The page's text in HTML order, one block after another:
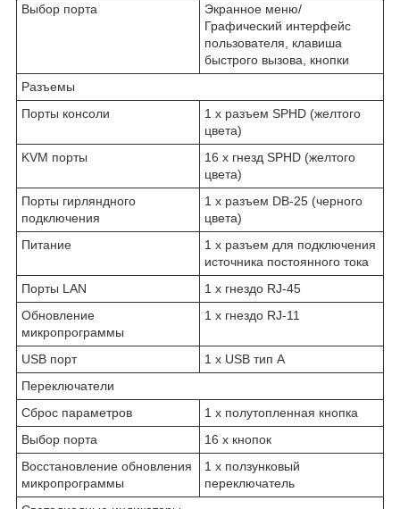
Выбор порта
Экранное меню/
Графический интерфейс
пользователя, клавиша
быстрого вызова, кнопки
Разъемы
Порты консоли
1 x разъем SPHD (желтого
цвета)
KVM порты
16 x гнезд SPHD (желтого
цвета)
Порты гирляндного
подключения
1 x разъем DB-25 (черного
цвета)
Питание
1 x разъем для подключения
источника постоянного тока
Порты LAN
1 x гнездо RJ-45
Обновление
микропрограммы
1 x гнездо RJ-11
USB порт
1 x USB тип А
Переключатели
Сброс параметров
1 x полутопленная кнопка
Выбор порта
16 x кнопок
Восстановление обновления
микропрограммы
1 x ползунковый
переключатель